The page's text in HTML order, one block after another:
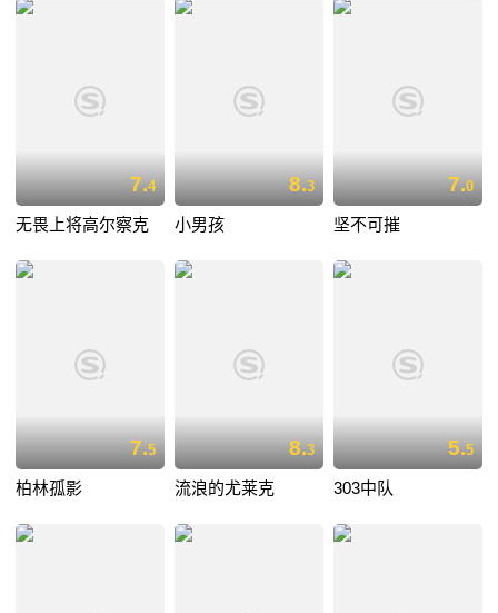
7.4
无畏上将高尔察克
8.3
小男孩
7.0
坚不可摧
7.5
柏林孤影
8.3
流浪的尤莱克
5.5
303中队